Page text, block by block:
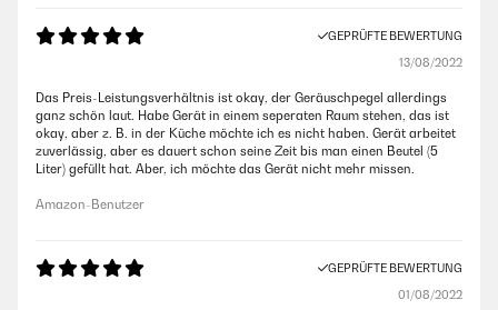
GEPRÜFTE BEWERTUNG
13/08/2022
Das Preis-Leistungsverhältnis ist okay, der Geräuschpegel allerdings
ganz schön laut. Habe Gerät in einem seperaten Raum stehen, das ist
okay, aber z. B. in der Küche möchte ich es nicht haben. Gerät arbeitet
zuverlässig, aber es dauert schon seine Zeit bis man einen Beutel (5
Liter) gefüllt hat. Aber, ich möchte das Gerät nicht mehr missen.
Amazon-Benutzer
GEPRÜFTE BEWERTUNG
01/08/2022